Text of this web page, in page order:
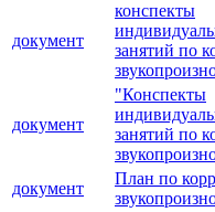
документ
конспекты
занятий по
документ
"Конспекты
занятий по
документ
План по